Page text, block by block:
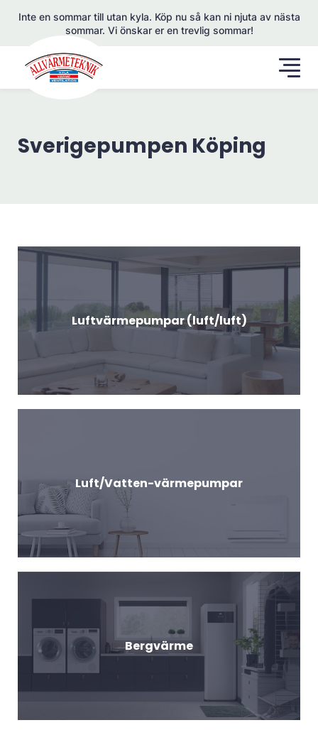
Inte en sommar till utan kyla. Köp nu så kan ni njuta av nästa
sommar. Vi önskar er en trevlig sommar!
Sverigepumpen Köping
Luftvärmepumpar (luft/luft)
Luft/Vatten-värmepumpar
Bergvärme